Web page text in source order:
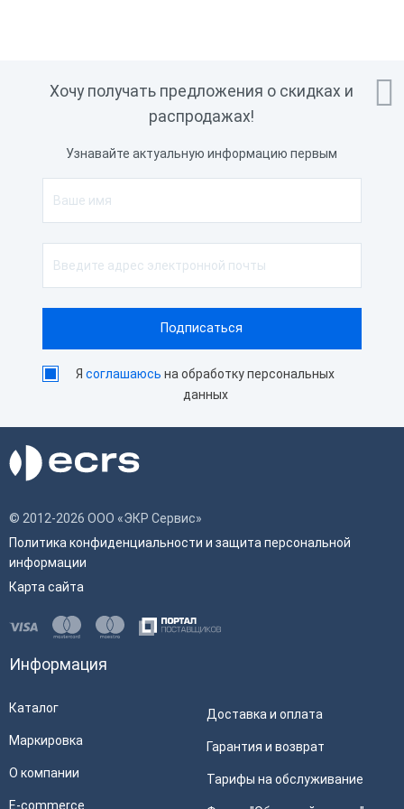

Хочу получать предложения о скидках и
распродажах!
Узнавайте актуальную информацию первым
Ясоглашаюсь на обработку персональных
данных
© 2012-2026 ООО «ЭКР Сервис»
Политика конфиденциальности и защита персональной
информации
Карта сайта
Информация
Каталог
Маркировка
О компании
E-commerce
Доставка и оплата
Гарантия и возврат
Тарифы на обслуживание